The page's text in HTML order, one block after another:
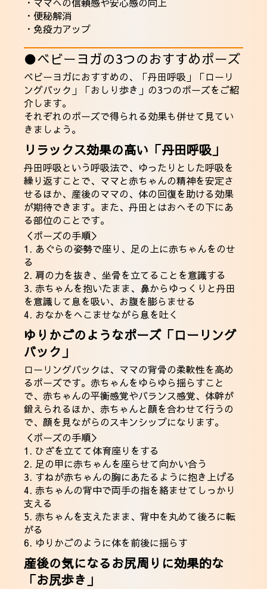
・便秘解消
・免疫力アップ
●ベビーヨガの3つのおすすめポーズ
ベビーヨガにおすすめの、「丹田呼吸」「ローリ
ングバック」「おしり歩き」の3つのポーズをご紹
介します。
それぞれのポーズで得られる効果も併せて見てい
きましょう。
リラックス効果の高い「丹田呼吸」
丹田呼吸という呼吸法で、ゆったりとした呼吸を
繰り返すことで、ママと赤ちゃんの精神を安定さ
せるほか、産後のママの、体の回復を助ける効果
が期待できます。また、丹田とはおへその下にあ
る部位のことです。
＜ポーズの手順＞
1. あぐらの姿勢で座り、足の上に赤ちゃんをのせ
る
2. 肩の力を抜き、坐骨を立てることを意識する
3. 赤ちゃんを抱いたまま、鼻からゆっくりと丹田
を意識して息を吸い、お腹を膨らませる
4. おなかをへこませながら息を吐く
ゆりかごのようなポーズ「ローリング
バック」
ローリングバックは、ママの背骨の柔軟性を高め
るポーズです。赤ちゃんをゆらゆら揺らすこと
で、赤ちゃんの平衡感覚やバランス感覚、体幹が
鍛えられるほか、赤ちゃんと顔を合わせて行うの
で、顔を見ながらのスキンシップになります。
＜ポーズの手順＞
1. ひざを立てて体育座りをする
2. 足の甲に赤ちゃんを座らせて向かい合う
3. すねが赤ちゃんの胸にあたるように抱き上げる
4. 赤ちゃんの背中で両手の指を絡ませてしっかり
支える
5. 赤ちゃんを支えたまま、背中を丸めて後ろに転
がる
6. ゆりかごのように体を前後に揺らす
産後の気になるお尻周りに効果的な
「お尻歩き」